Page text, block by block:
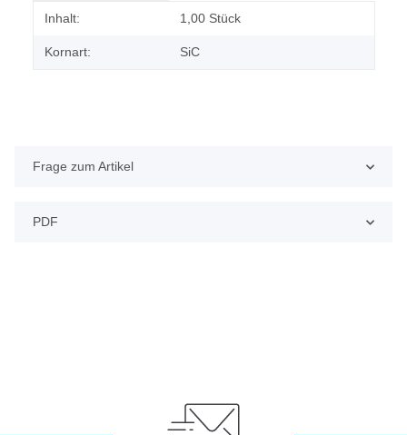
Produkteigenschaft
Wert
Inhalt: 1,00 Stück
Kornart: SiC
Frage zum Artikel
PDF